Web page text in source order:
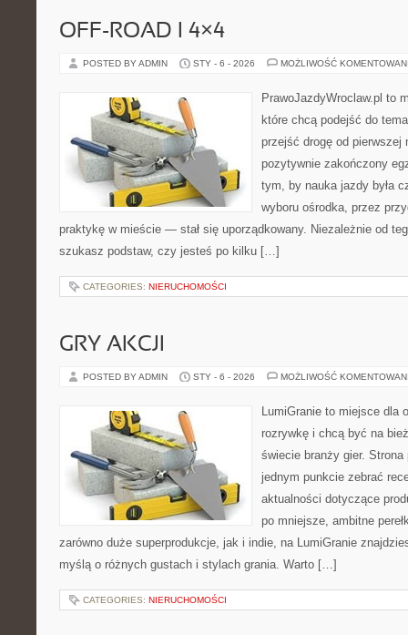
OFF-ROAD I 4×4
POSTED BY ADMIN STY - 6 - 2026 MOŻLIWOŚĆ
PrawoJazdyWroclaw.pl to
które chcą podejść do
przejść drogę od pierwszej
pozytywnie zakończony
tym, by nauka jazdy była
wyboru ośrodka, przez
praktykę w mieście — stał się uporządkowany. Niezależnie od
szukasz podstaw, czy jesteś po kilku […]
CATEGORIES: NIERUCHOMOŚCI
GRY AKCJI
POSTED BY ADMIN STY - 6 - 2026 MOŻLIWOŚĆ
LumiGranie to miejsce dla
rozrywkę i chcą być na
świecie branży gier. Strona
jednym punkcie zebrać
aktualności dotyczące
po mniejsze, ambitne
zarówno duże superprodukcje, jak i indie, na LumiGranie
myślą o różnych gustach i stylach grania. Warto […]
CATEGORIES: NIERUCHOMOŚCI